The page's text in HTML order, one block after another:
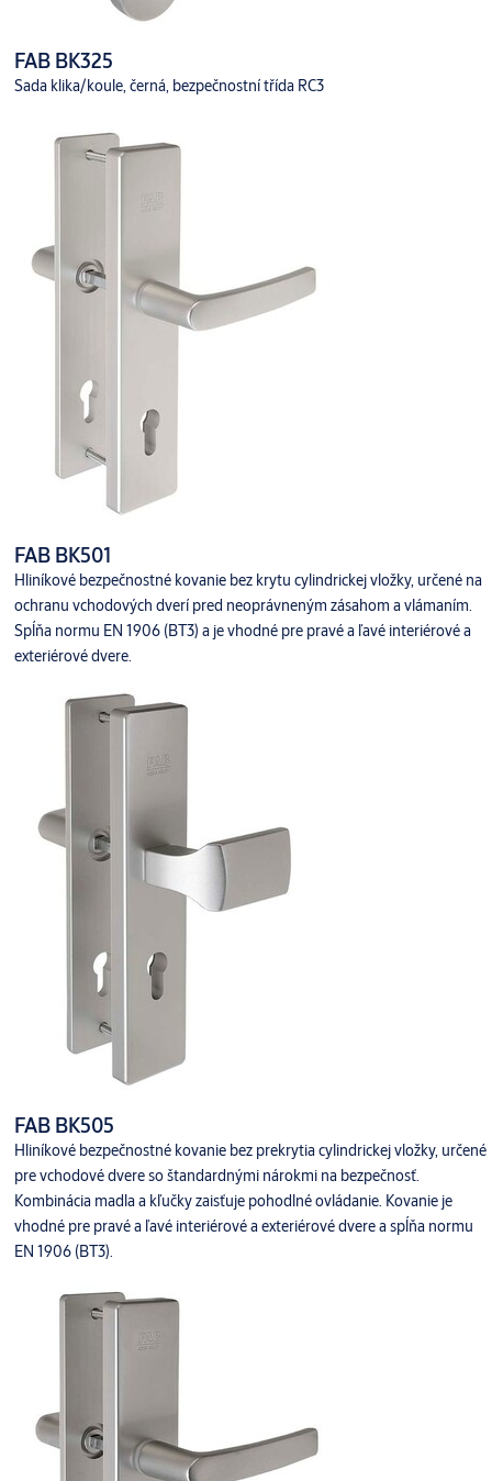
FAB BK325
Sada klika/koule, černá, bezpečnostní třída RC3
FAB BK501
Hliníkové bezpečnostné kovanie bez krytu cylindrickej vložky, určené na
ochranu vchodových dverí pred neoprávneným zásahom a vlámaním.
Spĺňa normu EN 1906 (BT3) a je vhodné pre pravé a ľavé interiérové a
exteriérové dvere.
FAB BK505
Hliníkové bezpečnostné kovanie bez prekrytia cylindrickej vložky, určené
pre vchodové dvere so štandardnými nárokmi na bezpečnosť.
Kombinácia madla a kľučky zaisťuje pohodlné ovládanie. Kovanie je
vhodné pre pravé a ľavé interiérové a exteriérové dvere a spĺňa normu
EN 1906 (BT3).